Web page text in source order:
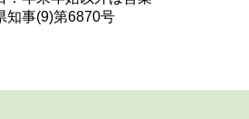
知事(9)第6870号